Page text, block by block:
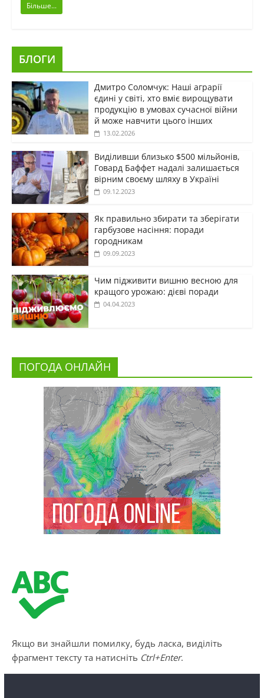
Більше...
БЛОГИ
Дмитро Соломчук: Наші аграрії
єдині у світі, хто вміє вирощувати
продукцію в умовах сучасної війни
й може навчити цього інших
13.02.2026
Виділивши близько $500 мільйонів,
Говард Баффет надалі залишається
вірним своєму шляху в Україні
09.12.2023
Як правильно збирати та зберігати
гарбузове насіння: поради
городникам
09.09.2023
Чим підживити вишню весною для
кращого урожаю: дієві поради
04.04.2023
ПОГОДА ОНЛАЙН
Якщо ви знайшли помилку, будь ласка, виділіть
фрагмент тексту та натисніть Ctrl+Enter.